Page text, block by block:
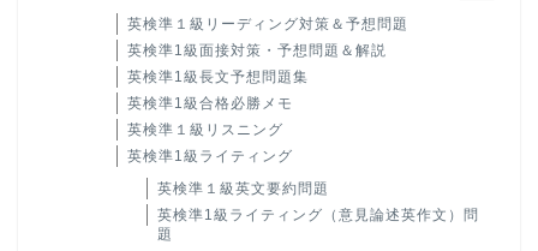
英検準１級リーディング対策＆予想問題
英検準1級面接対策・予想問題＆解説
英検準1級長文予想問題集
英検準1級合格必勝メモ
英検準１級リスニング
英検準1級ライティング
英検準１級英文要約問題
英検準1級ライティング（意見論述英作文）問
題